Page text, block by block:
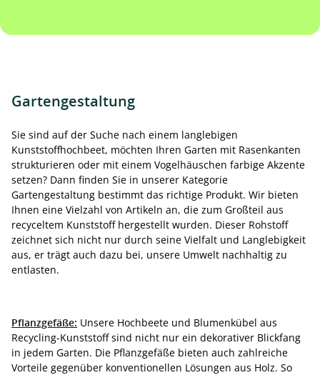
Gartengestaltung
Sie sind auf der Suche nach einem langlebigen
Kunststoffhochbeet, möchten Ihren Garten mit Rasenkanten
strukturieren oder mit einem Vogelhäuschen farbige Akzente
setzen? Dann finden Sie in unserer Kategorie
Gartengestaltung bestimmt das richtige Produkt. Wir bieten
Ihnen eine Vielzahl von Artikeln an, die zum Großteil aus
recyceltem Kunststoff hergestellt wurden. Dieser Rohstoff
zeichnet sich nicht nur durch seine Vielfalt und Langlebigkeit
aus, er trägt auch dazu bei, unsere Umwelt nachhaltig zu
entlasten.
Pflanzgefäße: Unsere Hochbeete und Blumenkübel aus
Recycling-Kunststoff sind nicht nur ein dekorativer Blickfang
in jedem Garten. Die Pflanzgefäße bieten auch zahlreiche
Vorteile gegenüber konventionellen Lösungen aus Holz. So